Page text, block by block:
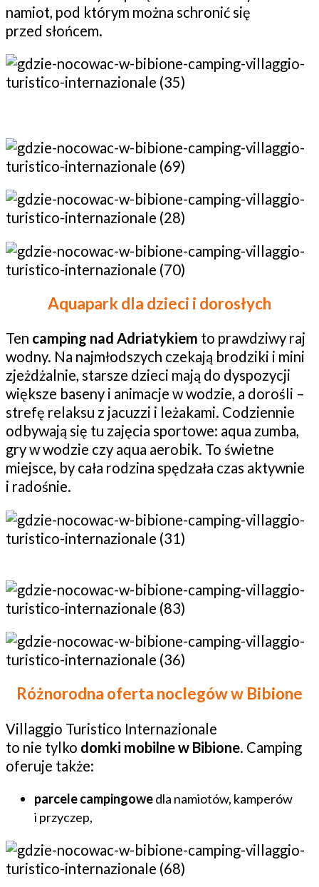
namiot, pod którym można schronić się
przed słońcem.
Aquapark dla dzieci i dorosłych
Ten camping nad Adriatykiem to prawdziwy raj
wodny. Na najmłodszych czekają brodziki i mini
zjeżdżalnie, starsze dzieci mają do dyspozycji
większe baseny i animacje w wodzie, a dorośli –
strefę relaksu z jacuzzi i leżakami. Codziennie
odbywają się tu zajęcia sportowe: aqua zumba,
gry w wodzie czy aqua aerobik. To świetne
miejsce, by cała rodzina spędzała czas aktywnie
i radośnie.
Różnorodna oferta noclegów w Bibione
Villaggio Turistico Internazionale
to nie tylko domki mobilne w Bibione. Camping
oferuje także:
parcele campingowedla namiotów, kamperów
i przyczep,